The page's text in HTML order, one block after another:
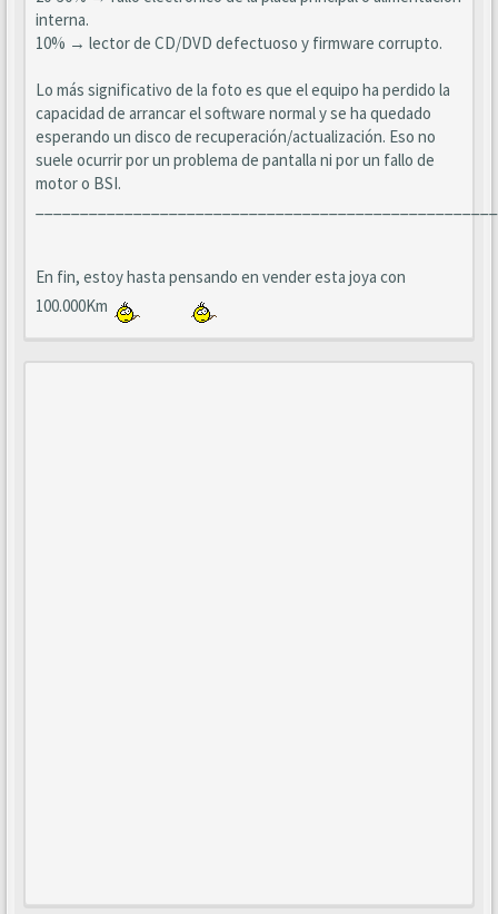
interna.
10% → lector de CD/DVD defectuoso y firmware corrupto.
Lo más significativo de la foto es que el equipo ha perdido la
capacidad de arrancar el software normal y se ha quedado
esperando un disco de recuperación/actualización. Eso no
suele ocurrir por un problema de pantalla ni por un fallo de
motor o BSI.
En fin, estoy hasta pensando en vender esta joya con
100.000Km